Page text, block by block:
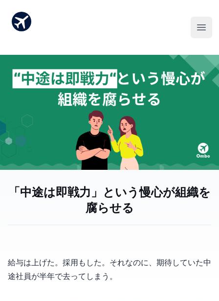
「中途は即戦力」という慢心が組織を
腐らせる
給与は上げた。採用もした。それなのに、期待していた中
途社員が半年で去ってしまう。